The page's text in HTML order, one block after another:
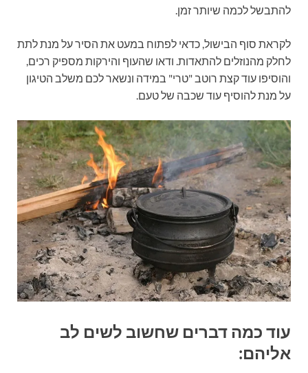
להתבשל לכמה שיותר זמן.
לקראת סוף הבישול, כדאי לפתוח במעט את הסיר על מנת לתת
לחלק מהנוזלים להתאדות. ודאו שהעוף והירקות מספיק רכים,
והוסיפו עוד קצת רוטב "טרי" במידה ונשאר לכם משלב הטיגון
על מנת להוסיף עוד שכבה של טעם.
עוד כמה דברים שחשוב לשים לב
אליהם: